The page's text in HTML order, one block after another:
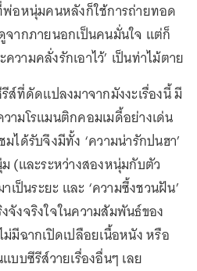
อหนุ่มคนหลังก็ใช้การถ่ายทอด
ากภายนอกเป็นคนมั่นใจ แต่ก็
ามคลั่งรักเอาไว้’ เป็นท่าไม้ตาย
ส์ที่ดัดแปลงมาจากมังงะเรื่องนี้ มี
ามโรแมนติกคอมเมดี้อย่างเด่น
ได้รับจึงมีทั้ง ‘ความน่ารักปนฮา’
(และระหว่างสองหนุ่มกับตัว
เป็นระยะ และ ‘ความซึ้งชวนฝัน’
งจริงใจในความสัมพันธ์ของ
มีฉากเปิดเปลือยเนื้อหนัง หรือ
บบซีรีส์วายเรื่องอื่นๆ เลย